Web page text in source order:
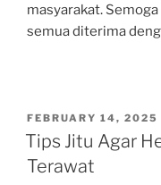
masyarakat.
semua diterima
POSTED
ON
FEBRUARY 14, 2025
Tips Jitu Agar
Terawat